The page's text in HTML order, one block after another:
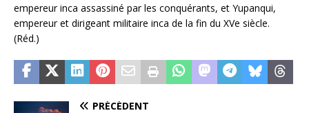
empereur inca assassiné par les conquérants, et Yupanqui,
empereur et dirigeant militaire inca de la fin du XVe siècle.
(Réd.)
PRÉCÉDENT